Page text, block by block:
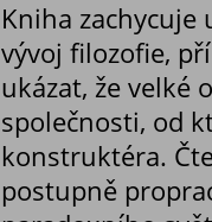
Kniha zachycuje
vývoj filozofie,
ukázat, že velké
společnosti, od
konstruktéra.
postupně